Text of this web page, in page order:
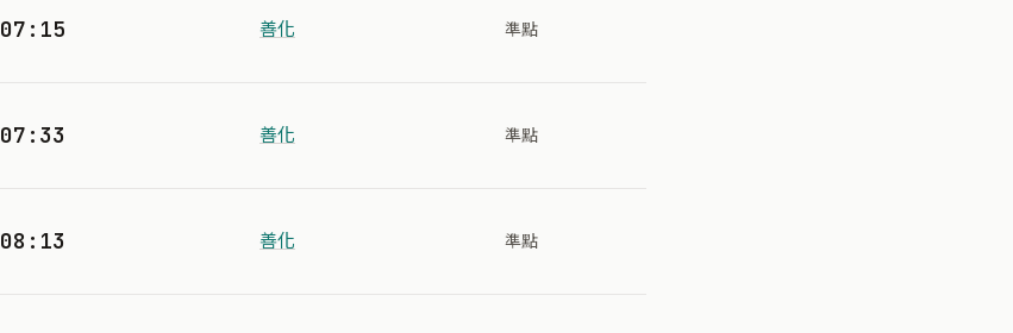
07:15 善化 準點
07:33 善化 準點
08:13 善化 準點